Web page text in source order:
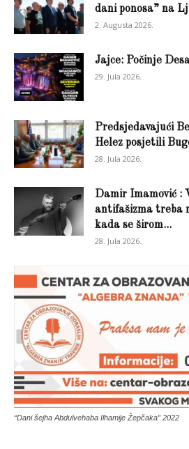
dani ponosa” na
2. Augusta 2026.
Jajce: Počinje
29. Jula 2026.
Predsjedavajući
Helez posjetili
28. Jula 2026.
Damir Imamović :
antifašizma treba
kada se širom...
28. Jula 2026.
“Dani šejha Abdulvehaba Ilhamije Žepčaka” 2022